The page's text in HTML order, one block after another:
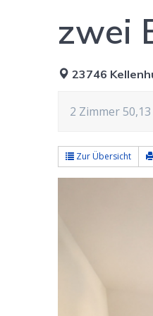
zwei
23746
2 Zimmer
Zur Übersicht